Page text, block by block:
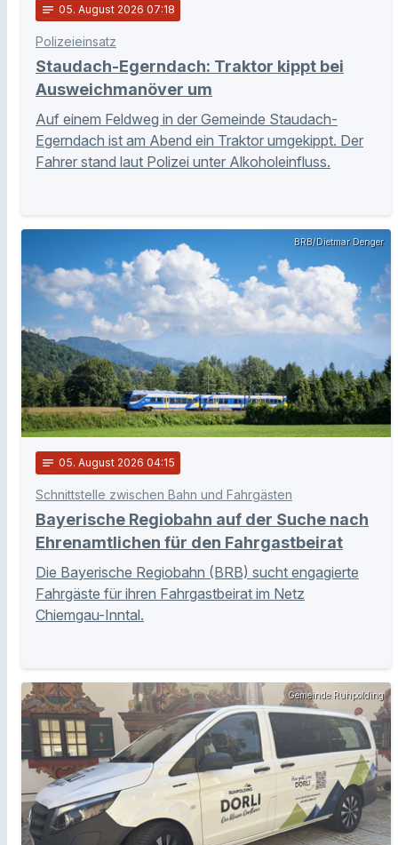
notes 05. August 2026 07:18
Polizeieinsatz
Staudach-Egerndach: Traktor kippt bei
Ausweichmanöver um
Auf einem Feldweg in der Gemeinde Staudach-
Egerndach ist am Abend ein Traktor umgekippt. Der
Fahrer stand laut Polizei unter Alkoholeinfluss.
BRB/Dietmar Denger
notes 05. August 2026 04:15
Schnittstelle zwischen Bahn und Fahrgästen
Bayerische Regiobahn auf der Suche nach
Ehrenamtlichen für den Fahrgastbeirat
Die Bayerische Regiobahn (BRB) sucht engagierte
Fahrgäste für ihren Fahrgastbeirat im Netz
Chiemgau-Inntal.
Gemeinde Ruhpolding